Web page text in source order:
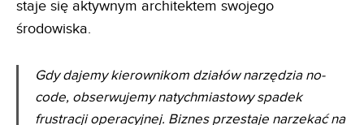
staje się aktywnym architektem swojego
środowiska.
Gdy dajemy kierownikom działów narzędzia no-
code, obserwujemy natychmiastowy spadek
frustracji operacyjnej. Biznes przestaje narzekać na